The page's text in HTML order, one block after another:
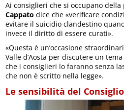
Ai consiglieri che si occupano
Cappato dice che «verificare
evitare il suicidio clandestino
invece il diritto di essere curati».
«Questa è un’occasione
Valle d’Aosta per discutere un
che i consiglieri lo faranno senza
che non è scritto nella legge».
Le sensibilità del